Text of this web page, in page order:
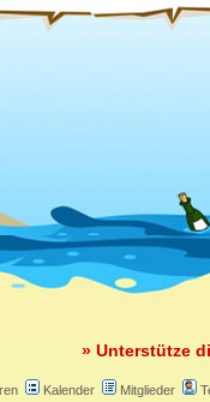
» Unterstütze
Kalender Mitglieder